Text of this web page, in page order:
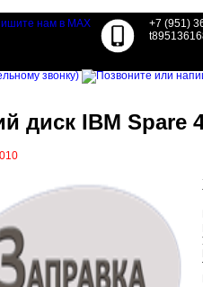
+7 (951)
звонку)
диск IBM Spare